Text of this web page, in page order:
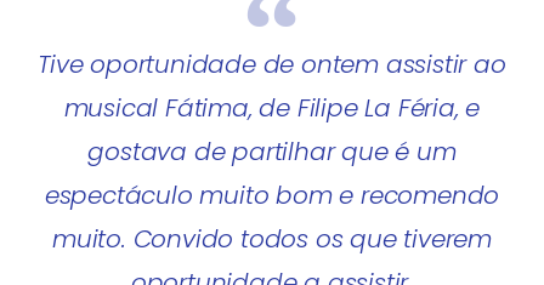
Tive oportunidade de ontem assistir ao
musical Fátima, de Filipe La Féria, e
gostava de partilhar que é um
espectáculo muito bom e recomendo
muito. Convido todos os que tiverem